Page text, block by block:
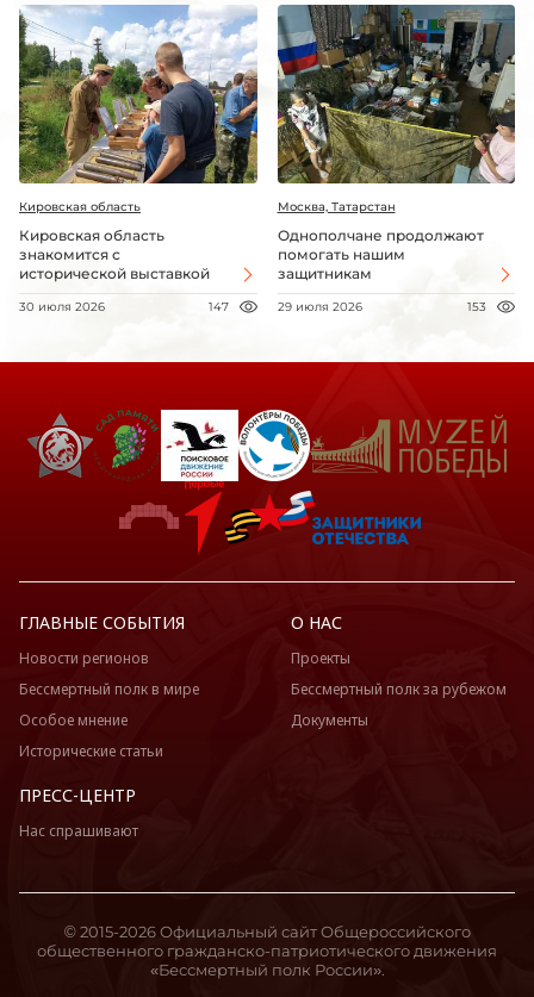
Кировская область
Кировская область
знакомится с
исторической выставкой
30 июля 2026 147
Москва, Татарстан
Однополчане продолжают
помогать нашим
защитникам
29 июля 2026 153
ГЛАВНЫЕ СОБЫТИЯ
Новости регионов
Бессмертный полк в мире
Особое мнение
Исторические статьи
О НАС
Проекты
Бессмертный полк за рубежом
Документы
ПРЕСС-ЦЕНТР
Нас спрашивают
© 2015-2026 Официальный сайт Общероссийского
общественного гражданско-патриотического движения
«Бессмертный полк России».